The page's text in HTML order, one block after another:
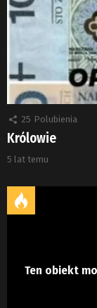
25 Polubienia
Królowie
5 lat temu
Ten obiekt